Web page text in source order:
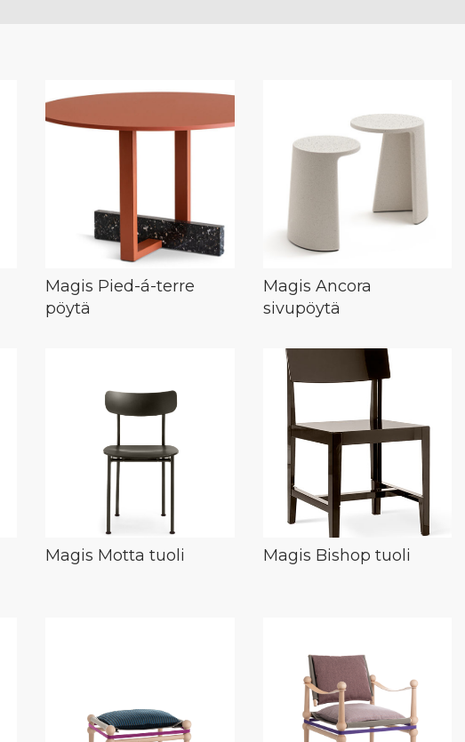
Magis Pied-á-terre
pöytä
Magis Ancora
sivupöytä
Magis Motta tuoli Magis Bishop tuoli